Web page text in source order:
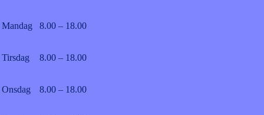
Mandag 8.00 – 18.00
Tirsdag 8.00 – 18.00
Onsdag 8.00 – 18.00